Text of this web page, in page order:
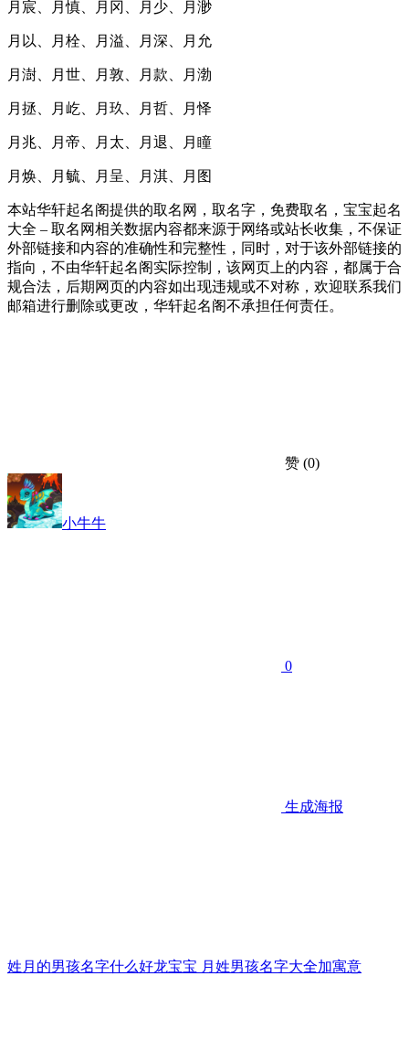
月宸、月慎、月冈、月少、月渺
月以、月栓、月溢、月深、月允
月澍、月世、月敦、月款、月渤
月拯、月屹、月玖、月哲、月怿
月兆、月帝、月太、月退、月瞳
月焕、月毓、月呈、月淇、月图
本站华轩起名阁提供的取名网，取名字，免费取名，宝宝起名
大全 – 取名网相关数据内容都来源于网络或站长收集，不保证
外部链接和内容的准确性和完整性，同时，对于该外部链接的
指向，不由华轩起名阁实际控制，该网页上的内容，都属于合
规合法，后期网页的内容如出现违规或不对称，欢迎联系我们
邮箱进行删除或更改，华轩起名阁不承担任何责任。
赞 (0)
小牛牛
0
生成海报
姓月的男孩名字什么好龙宝宝 月姓男孩名字大全加寓意